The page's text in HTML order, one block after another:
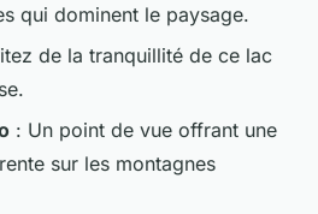
qui dominent le paysage.
de la tranquillité de ce lac
: Un point de vue offrant une
sur les montagnes